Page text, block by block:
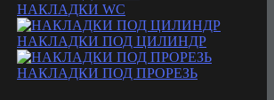
НАКЛАДКИ WC
НАКЛАДКИ ПОД ЦИЛИНДР
НАКЛАДКИ ПОД ПРОРЕЗЬ